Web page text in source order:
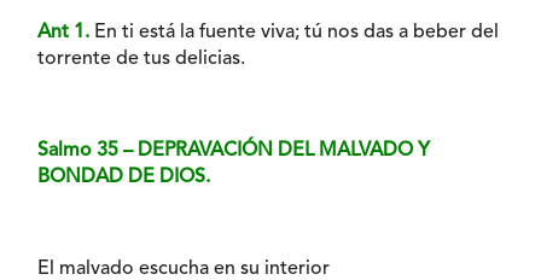
Ant 1. En ti está la fuente viva; tú nos das a beber del
torrente de tus delicias.
Salmo 35 – DEPRAVACIÓN DEL MALVADO Y
BONDAD DE DIOS.
El malvado escucha en su interior